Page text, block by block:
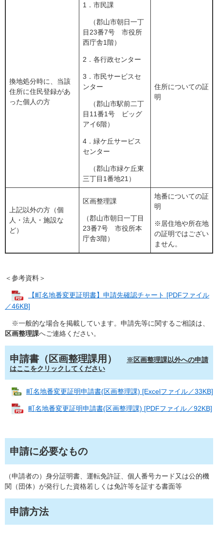
換地処分時に、当該
住所に住民登録があ
った個人の方
1．市民課
（郡山市朝日一丁
目23番7号 市役所
西庁舎1階）
2．各行政センター
3．市民サービスセ
ンター
（郡山市駅前二丁
目11番1号 ビッグ
アイ6階）
4．緑ケ丘サービス
センター
（郡山市緑ケ丘東
三丁目1番地21）
住所についての証
明
上記以外の方（個
人・法人・施設な
ど）
区画整理課
（郡山市朝日一丁目
23番7号 市役所本
庁舎3階）
地番についての証
明
※居住地や所在地
の証明ではござい
ません。
＜参考資料＞
【町名地番変更証明書】申請先確認チャート [PDFファイル
／46KB]
※一般的な場合を掲載しています。申請先等に関するご相談は、
区画整理課へご連絡ください。
申請書（区画整理課用）
※区画整理課以外への申請
はここをクリックしてください
町名地番変更証明申請書(区画整理課) [Excelファイル／33KB]
町名地番変更証明申請書(区画整理課) [PDFファイル／92KB]
申請に必要なもの
（申請者の）身分証明書、運転免許証、個人番号カード又は公的機
関（団体）が発行した資格若しくは免許等を証する書面等
申請方法